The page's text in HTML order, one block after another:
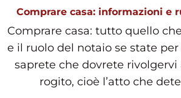
Comprare casa: informazioni e
Comprare casa: tutto quello
e il ruolo del notaio se state
saprete che dovrete rivolgervi
rogito, cioè l’atto che